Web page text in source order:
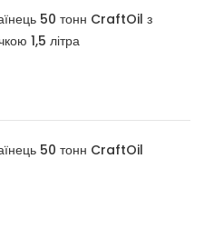
50 тонн CraftOil з
1,5 літра
50 тонн CraftOil